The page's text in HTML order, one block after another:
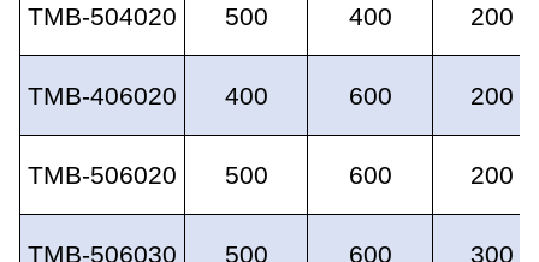
TMB-504020 500 400 200
TMB-406020 400 600 200
TMB-506020 500 600 200
TMB-506030 500 600 300